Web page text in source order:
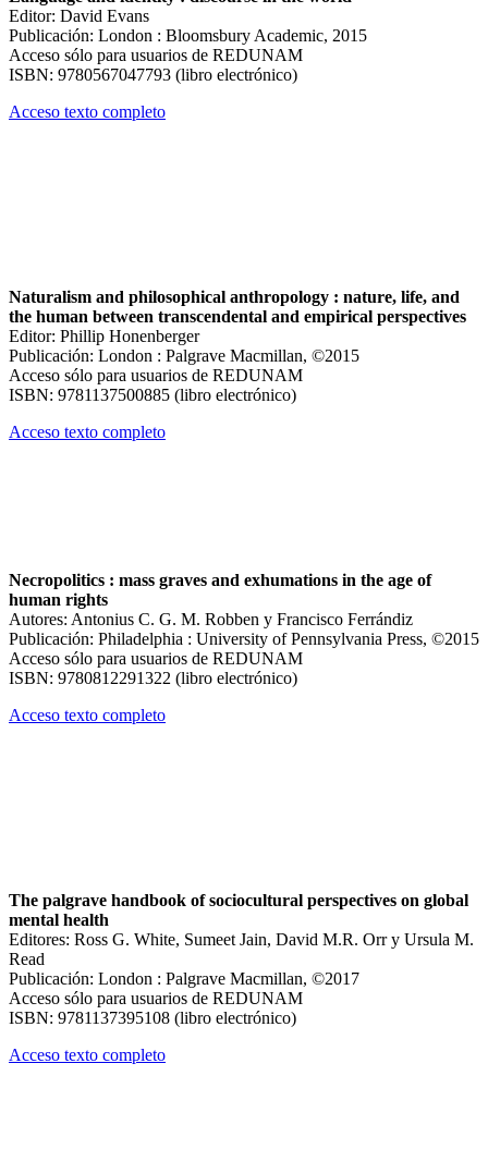
Editor: David Evans
Publicación: London : Bloomsbury Academic, 2015
Acceso sólo para usuarios de REDUNAM
ISBN: 9780567047793 (libro electrónico)
Acceso texto completo
Naturalism and philosophical anthropology : nature, life, and
the human between transcendental and empirical perspectives
Editor: Phillip Honenberger
Publicación: London : Palgrave Macmillan, ©2015
Acceso sólo para usuarios de REDUNAM
ISBN: 9781137500885 (libro electrónico)
Acceso texto completo
Necropolitics : mass graves and exhumations in the age of
human rights
Autores: Antonius C. G. M. Robben y Francisco Ferrándiz
Publicación: Philadelphia : University of Pennsylvania Press, ©2015
Acceso sólo para usuarios de REDUNAM
ISBN: 9780812291322 (libro electrónico)
Acceso texto completo
The palgrave handbook of sociocultural perspectives on global
mental health
Editores: Ross G. White, Sumeet Jain, David M.R. Orr y Ursula M.
Read
Publicación: London : Palgrave Macmillan, ©2017
Acceso sólo para usuarios de REDUNAM
ISBN: 9781137395108 (libro electrónico)
Acceso texto completo